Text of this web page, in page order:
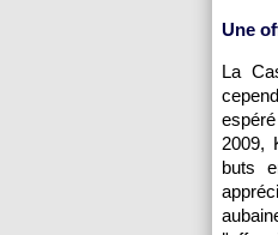
Une
La
2009,
buts